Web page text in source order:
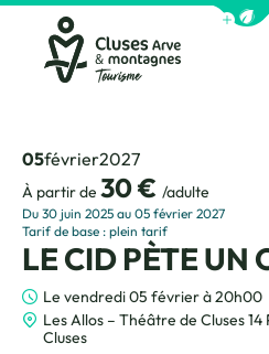
05février2027
À partir de 30 € /adulte
Du 30 juin 2025 au 05 février 2027
Tarif de base : plein tarif
LE CID PÈTE UN
Le vendredi 05 février à 20h00
Les Allos – Théâtre de Cluses
Cluses